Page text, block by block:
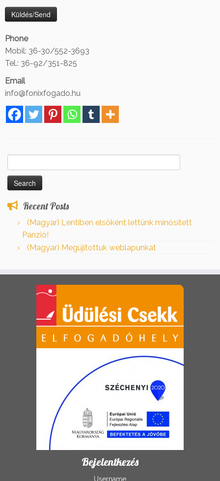
Phone
Mobil: 36-30/552-3693
Tel.: 36-92/351-825
Email
info@fonixfogado.hu
for:
Recent Posts
(Magyar) Lentiben elsőként lettünk minősített
Panzió!
(Magyar) Megújítottuk weblapunkat
Bejelentkezés
Username